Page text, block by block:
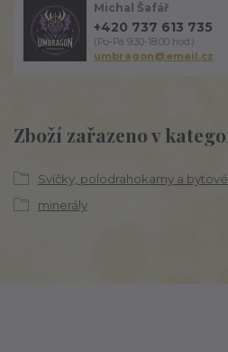
Zboží zařazeno v
Svíčky, polodrahokamy a
minerály
Michal Šafář
+420 737 613 735
(Po-Pá 9:30-18:00 hod.)
umbragon@email.cz